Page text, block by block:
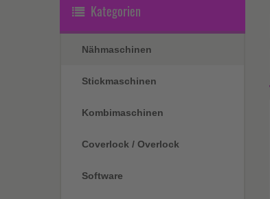
Kategorien
Nähmaschinen
Stickmaschinen
Kombimaschinen
Coverlock / Overlock
Software